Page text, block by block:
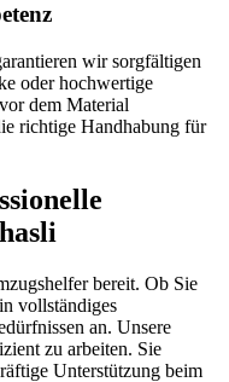
wir sorgfältigen
oder hochwertige
dem Material
richtige Handhabung für
bereit. Ob Sie
vollständiges
an. Unsere
zu arbeiten. Sie
Unterstützung beim